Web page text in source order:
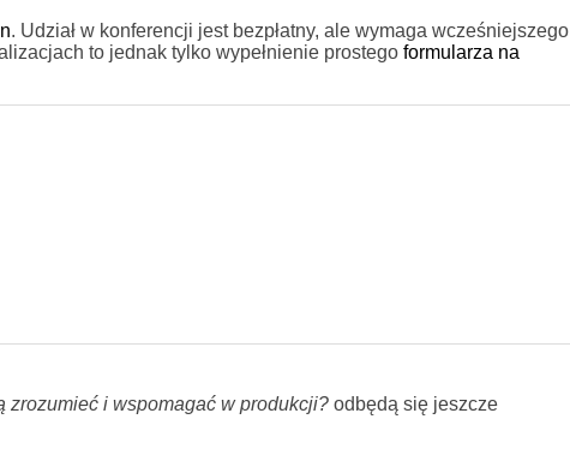
. Udział w konferencji jest bezpłatny, ale wymaga wcześniejszego
to jednak tylko wypełnienie prostego formularza na
zrozumieć i wspomagać w produkcji?odbędą się jeszcze